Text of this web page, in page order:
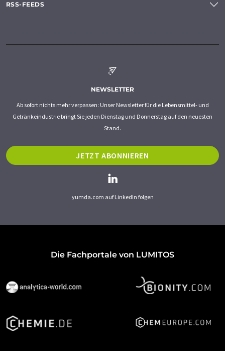
RSS-FEEDS
NEWSLETTER
Ab sofort nichts mehr verpassen: Unser Newsletter für die Lebensmittel- und
Getränkeindustrie bringt Sie jeden Dienstag und Donnerstag auf den neuesten
Stand.
JETZT ABONNIEREN
yumda.com auf LinkedIn folgen
Die Fachportale von LUMITOS